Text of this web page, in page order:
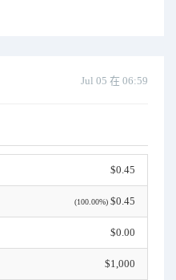
Jul 05 在 06:59
$0.45
(100.00%) $0.45
$0.00
$1,000